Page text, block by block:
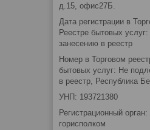
д.15, офис27Б.
Дата регистрации в
Реестре бытовых
занесению в реестр
Номер в Торговом
бытовых услуг: Не
в реестр, Республика
УНП: 193721380
Регистрационный
горисполком